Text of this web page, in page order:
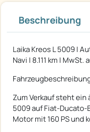
Beschreibung
Laika Kreos L 5009 |
Navi | 8.111 km | MwSt.
Zum Verkauf steht ein
5009 auf Fiat-
Motor mit 160 PS und